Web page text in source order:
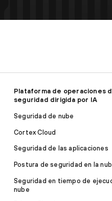
Plataforma de operaciones
seguridad dirigida por IA
Seguridad de nube
Cortex Cloud
Seguridad de las aplicaciones
Postura de seguridad en la
Seguridad en tiempo de
nube